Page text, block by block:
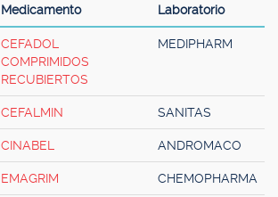
Medicamento Laboratorio
CEFADOL
COMPRIMIDOS
RECUBIERTOS
MEDIPHARM
CEFALMIN SANITAS
CINABEL ANDROMACO
EMAGRIM CHEMOPHARMA